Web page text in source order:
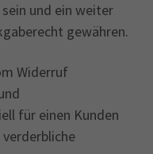
und ein weiter
gewähren.
Widerruf
für einen Kunden